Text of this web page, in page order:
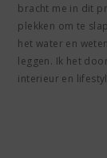
bracht me in dit
plekken om te
het water en
leggen. Ik het
interieur en